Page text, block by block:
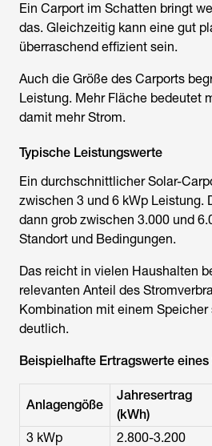
Ein Carport im Schatten bringt
das. Gleichzeitig kann eine gut
überraschend effizient sein.
Auch die Größe des Carports
Leistung. Mehr Fläche bedeutet
damit mehr Strom.
Typische Leistungswerte
Ein durchschnittlicher Solar-
zwischen 3 und 6 kWp Leistung.
dann grob zwischen 3.000 und
Standort und Bedingungen.
Das reicht in vielen Haushalten
relevanten Anteil des
Kombination mit einem Speicher
deutlich.
Beispielhafte Ertragswerte
Anlagengöße
Jahresertrag
(kWh)
3 kWp
2.800-3.200